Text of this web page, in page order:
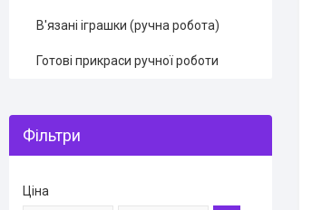
В'язані іграшки (ручна робота)
Готові прикраси ручної роботи
Фільтри
Ціна